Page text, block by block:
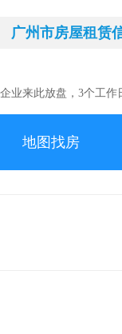
广州市房屋租赁
业来此放盘，3个工作
地图找房